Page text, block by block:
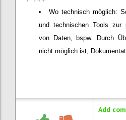
Wo technisch möglich:
und technischen Tools zur
von Daten, bspw. Durch
nicht möglich ist,
Add